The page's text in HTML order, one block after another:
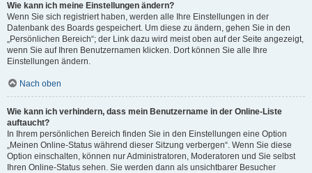
Wie kann ich meine Einstellungen ändern?
Wenn Sie sich registriert haben, werden alle Ihre Einstellungen in der
Datenbank des Boards gespeichert. Um diese zu ändern, gehen Sie in den
„Persönlichen Bereich“; der Link dazu wird meist oben auf der Seite angezeigt,
wenn Sie auf Ihren Benutzernamen klicken. Dort können Sie alle Ihre
Einstellungen ändern.
Nach oben
Wie kann ich verhindern, dass mein Benutzername in der Online-Liste
auftaucht?
In Ihrem persönlichen Bereich finden Sie in den Einstellungen eine Option
„Meinen Online-Status während dieser Sitzung verbergen“. Wenn Sie diese
Option einschalten, können nur Administratoren, Moderatoren und Sie selbst
Ihren Online-Status sehen. Sie werden dann als unsichtbarer Besucher